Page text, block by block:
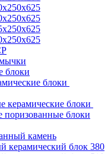
блоки
блоки
керамические блоки
поризованные блоки
камень
керамический блок 380